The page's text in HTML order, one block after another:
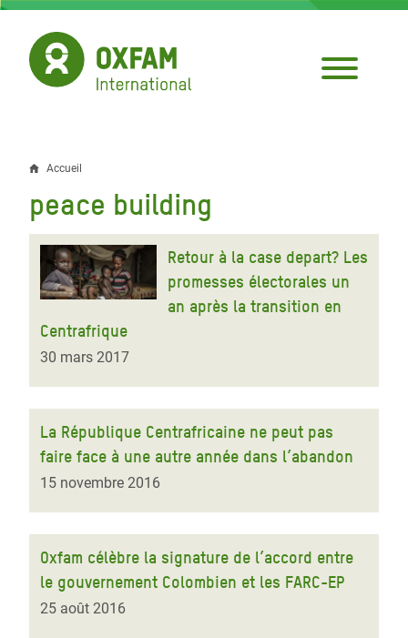
Aller
contenu
principal
Fil
d'Ariane
Accueil
peace building
Retour à la case depart? Les
promesses électorales un
an après la transition en
Centrafrique
30 mars 2017
La République Centrafricaine ne peut pas
faire face à une autre année dans l’abandon
15 novembre 2016
Oxfam célèbre la signature de l’accord entre
le gouvernement Colombien et les FARC-EP
25 août 2016